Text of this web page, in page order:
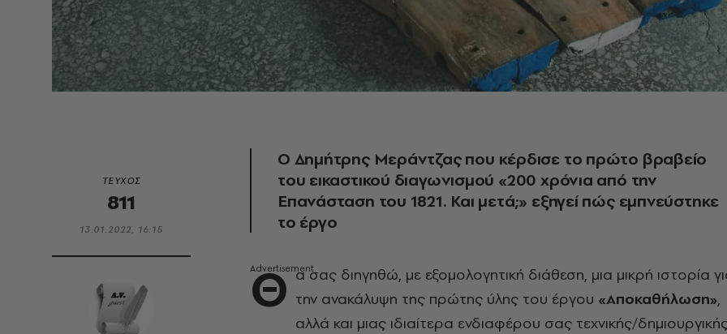
ΤΕΥΧΟΣ
811
13.01.2022, 16:15
Ο Δημήτρης Μεράντζας που κέρδισε το πρώτο βραβείο
του εικαστικού διαγωνισμού «200 χρόνια από την
Επανάσταση του 1821. Και μετά;» εξηγεί πώς εμπνεύστηκε
το έργο
Θ α σας διηγηθώ, με εξομολογητική διάθεση, μια μικρή ιστορία
την ανακάλυψη της πρώτης ύλης του έργου «Αποκαθήλωση»,
αλλά και μιας ιδιαίτερα ενδιαφέρου σας τεχνικής/